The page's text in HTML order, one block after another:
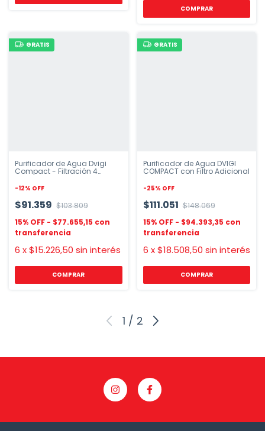
GRATIS
Purificador de Agua Dvigi
Compact - Filtración 4
-12% OFF
$91.359 $103.809
$77.655,15
6 x$15.226,50 sin interés
COMPRAR
GRATIS
Purificador de Agua DVIGI
COMPACT con Filtro Adicional
-25% OFF
$111.051 $148.069
$94.393,35
6 x$18.508,50 sin interés
COMPRAR
1 / 2